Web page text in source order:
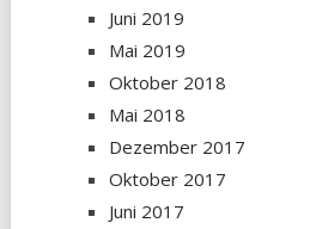
Juni 2019
Mai 2019
Oktober 2018
Mai 2018
Dezember 2017
Oktober 2017
Juni 2017